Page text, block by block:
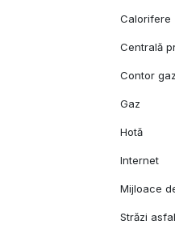
Calorifere
Centrală
Contor gaz
Gaz
Hotă
Internet
Mijloace
Străzi